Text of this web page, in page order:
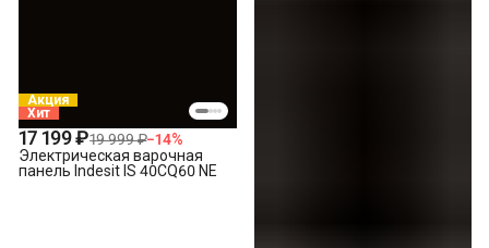
Акция
Хит
17 199 ₽19 999 ₽−14%
Электрическая варочная
панель Indesit IS 40CQ60 NE